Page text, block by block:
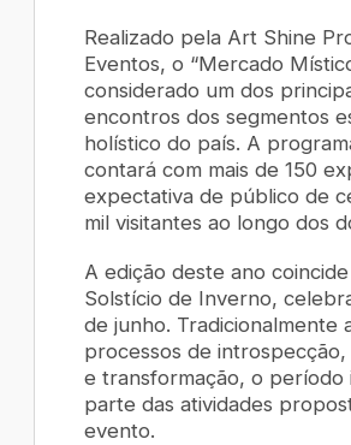
Realizado pela Art Shine
Eventos, o “Mercado
considerado um dos
encontros dos segmentos
holístico do país. A
contará com mais de 150
expectativa de público de
mil visitantes ao longo dos
A edição deste ano
Solstício de Inverno,
de junho. Tradicionalmente
processos de
e transformação, o período
parte das atividades
evento.